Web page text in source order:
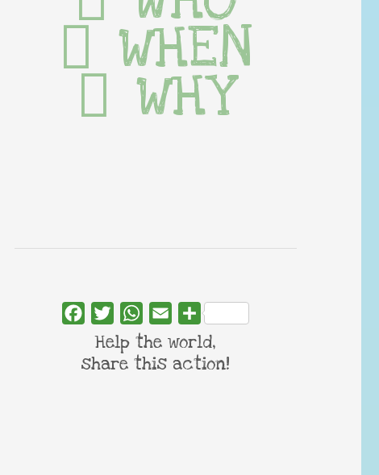
WHEN
WHY
FacebookTwitterWhatsApp
Email Share
Help the world,
share this action!